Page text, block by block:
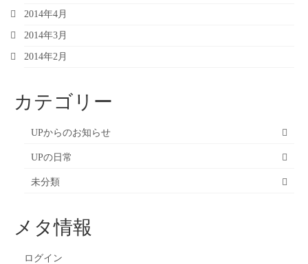
2014年4月
2014年3月
2014年2月
カテゴリー
UPからのお知らせ
UPの日常
未分類
メタ情報
ログイン